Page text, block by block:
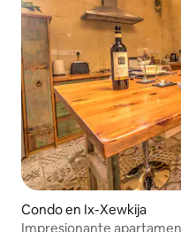
Condo en Ix-Xewkija
Impresionante